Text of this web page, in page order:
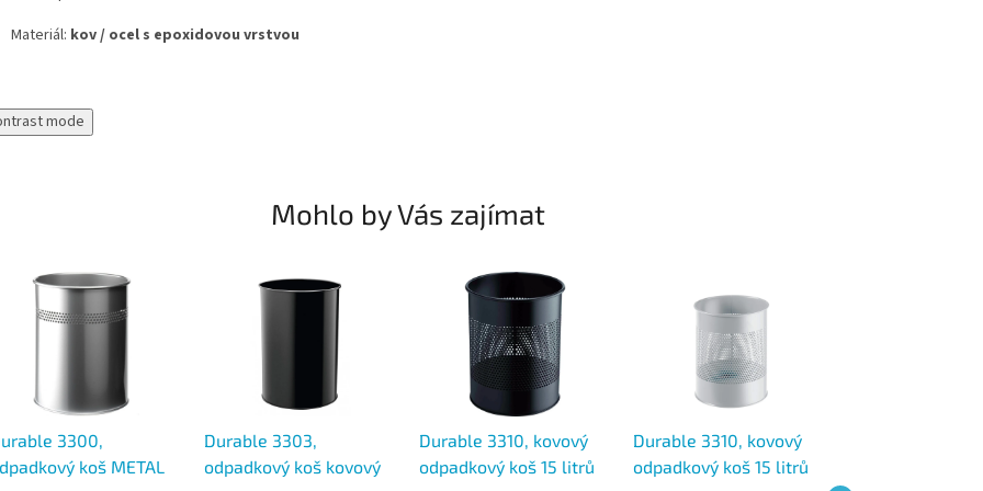
Materiál: kov / ocel s epoxidovou vrstvou
mode
Mohlo by Vás zajímat
3300,
koš METAL
Durable 3303,
odpadkový koš kovový
Durable 3310, kovový
odpadkový koš 15 litrů
Durable 3310, kovový
odpadkový koš 15 litrů